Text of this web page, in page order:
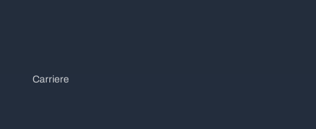
Carriere